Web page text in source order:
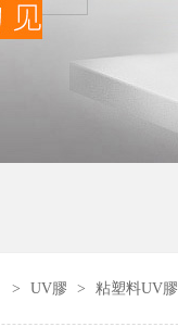
> UV膠 > 粘塑料UV